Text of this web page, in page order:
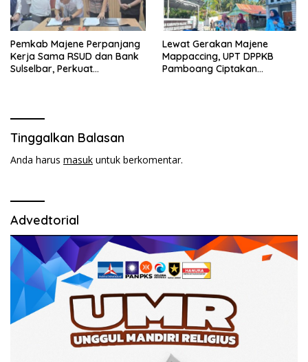
Pemkab Majene Perpanjang
Kerja Sama RSUD dan Bank
Sulselbar, Perkuat
Lewat Gerakan Majene
Mappaccing, UPT DPPKB
Pamboang Ciptakan
Tinggalkan Balasan
Anda harus masuk untuk berkomentar.
Advedtorial